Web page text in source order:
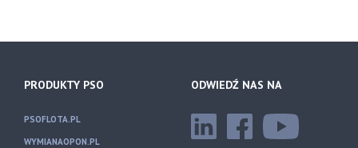
PRODUKTY PSO
PSOFLOTA.PL
WYMIANAOPON.PL
ODWIEDŹ NAS NA